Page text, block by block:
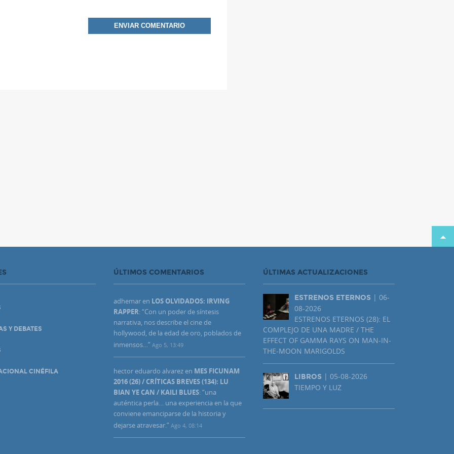
Y DEBATES
CINÉFILA
ÚLTIMOS COMENTARIOS
adhemaren LOS OLVIDADOS: IRVING
RAPPER: “Con un poder de síntesis
narrativa, nos describe el cine de
hollywood, de la edad de oro, poblados de
inmensos…” Ago 5, 13:49
hector eduardo alvarezen MES FICUNAM
2016 (26) / CRÍTICAS BREVES (134): LU
BIAN YE CAN / KAILI BLUES: “una
auténtica perla… una experiencia en la que
conviene emanciparse de la historia y
dejarse atravesar.” Ago 4, 08:14
ÚLTIMAS ACTUALIZACIONES
ESTRENOS ETERNOS | 06-
08-2026
ESTRENOS ETERNOS (28): EL
COMPLEJO DE UNA MADRE / THE
EFFECT OF GAMMA RAYS ON MAN-IN-
THE-MOON MARIGOLDS
LIBROS | 05-08-2026
TIEMPO Y LUZ